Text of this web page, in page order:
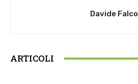
Davide Falco
ARTICOLI